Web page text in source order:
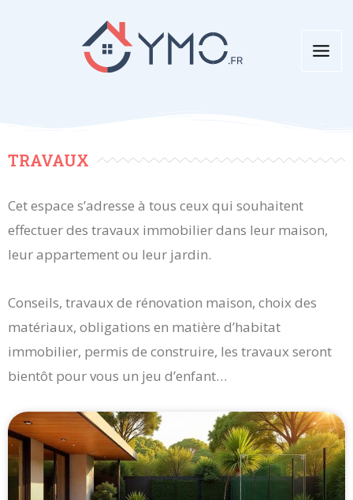
TRAVAUX
Cet espace s’adresse à tous ceux qui souhaitent
effectuer des travaux immobilier dans leur maison,
leur appartement ou leur jardin.
Conseils, travaux de rénovation maison, choix des
matériaux, obligations en matière d’habitat
immobilier, permis de construire, les travaux seront
bientôt pour vous un jeu d’enfant…
PagePage PagePage